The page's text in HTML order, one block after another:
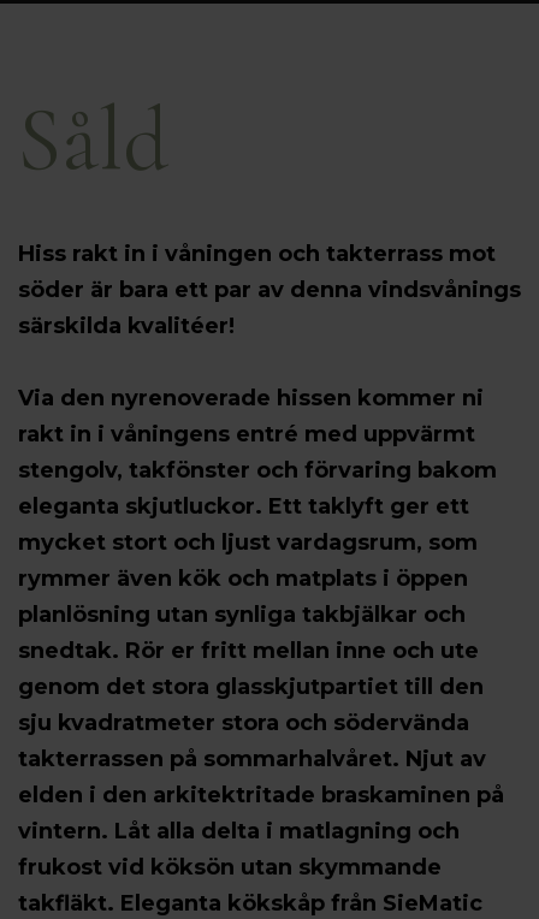
Såld
Hiss rakt in i våningen och takterrass mot
söder är bara ett par av denna vindsvånings
särskilda kvalitéer!
Via den nyrenoverade hissen kommer ni
rakt in i våningens entré med uppvärmt
stengolv, takfönster och förvaring bakom
eleganta skjutluckor. Ett taklyft ger ett
mycket stort och ljust vardagsrum, som
rymmer även kök och matplats i öppen
planlösning utan synliga takbjälkar och
snedtak. Rör er fritt mellan inne och ute
genom det stora glasskjutpartiet till den
sju kvadratmeter stora och södervända
takterrassen på sommarhalvåret. Njut av
elden i den arkitektritade braskaminen på
vintern. Låt alla delta i matlagning och
frukost vid köksön utan skymmande
takfläkt. Eleganta kökskåp från SieMatic